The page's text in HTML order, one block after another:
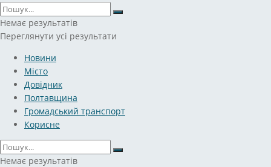
Немає результатів
Переглянути усі результати
Новини
Місто
Довідник
Полтавщина
Громадський транспорт
Корисне
Немає результатів